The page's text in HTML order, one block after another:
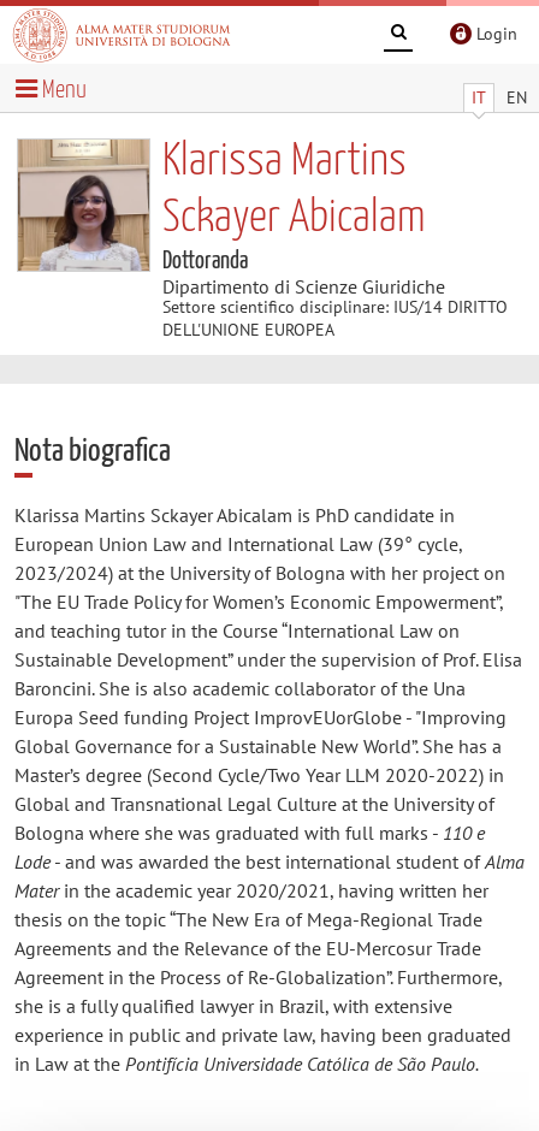
Login
IT EN
Menu
Klarissa Martins
Sckayer Abicalam
Dottoranda
Dipartimento di Scienze Giuridiche
Settore scientifico disciplinare: IUS/14 DIRITTO
DELL'UNIONE EUROPEA
Nota biografica
Klarissa Martins Sckayer Abicalam is PhD candidate in
European Union Law and International Law (39° cycle,
2023/2024) at the University of Bologna with her project on
"The EU Trade Policy for Women’s Economic Empowerment”,
and teaching tutor in the Course “International Law on
Sustainable Development” under the supervision of Prof. Elisa
Baroncini. She is also academic collaborator of the Una
Europa Seed funding Project ImprovEUorGlobe - "Improving
Global Governance for a Sustainable New World”. She has a
Master’s degree (Second Cycle/Two Year LLM 2020-2022) in
Global and Transnational Legal Culture at the University of
Bologna where she was graduated with full marks - 110 e
Lode- and was awarded the best international student ofAlma
Materin the academic year 2020/2021, having written her
thesis on the topic “The New Era of Mega-Regional Trade
Agreements and the Relevance of the EU-Mercosur Trade
Agreement in the Process of Re-Globalization”. Furthermore,
she is a fully qualified lawyer in Brazil, with extensive
experience in public and private law, having been graduated
in Law at the Pontifícia Universidade Católica de São Paulo.